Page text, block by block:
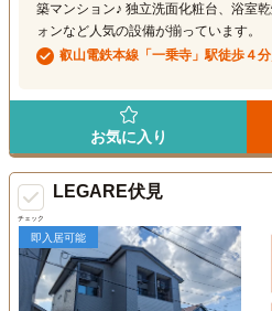
築マンション♪ 独立洗面化粧台、浴室
ォンなど人気の設備が揃っています。
叡山電鉄本線「一乗寺」駅徒歩４
お気に入り
チェック
LEGARE伏見
即入居可能